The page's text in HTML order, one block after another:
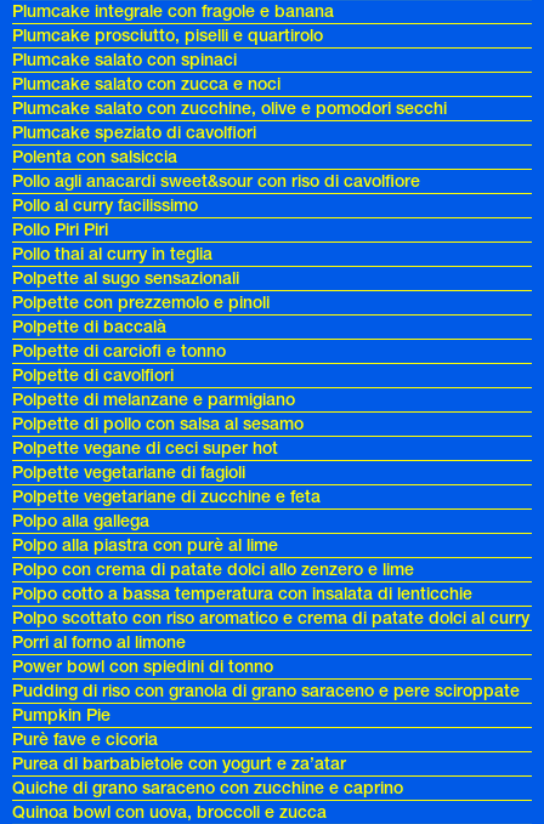
Plumcake integrale con fragole e banana
Plumcake prosciutto, piselli e quartirolo
Plumcake salato con spinaci
Plumcake salato con zucca e noci
Plumcake salato con zucchine, olive e pomodori secchi
Plumcake speziato di cavolfiori
Polenta con salsiccia
Pollo agli anacardi sweet&sour con riso di cavolfiore
Pollo al curry facilissimo
Pollo Piri Piri
Pollo thai al curry in teglia
Polpette al sugo sensazionali
Polpette con prezzemolo e pinoli
Polpette di baccalà
Polpette di carciofi e tonno
Polpette di cavolfiori
Polpette di melanzane e parmigiano
Polpette di pollo con salsa al sesamo
Polpette vegane di ceci super hot
Polpette vegetariane di fagioli
Polpette vegetariane di zucchine e feta
Polpo alla gallega
Polpo alla piastra con purè al lime
Polpo con crema di patate dolci allo zenzero e lime
Polpo cotto a bassa temperatura con insalata di lenticchie
Polpo scottato con riso aromatico e crema di patate dolci al curry
Porri al forno al limone
Power bowl con spiedini di tonno
Pudding di riso con granola di grano saraceno e pere sciroppate
Pumpkin Pie
Purè fave e cicoria
Purea di barbabietole con yogurt e za’atar
Quiche di grano saraceno con zucchine e caprino
Quinoa bowl con uova, broccoli e zucca